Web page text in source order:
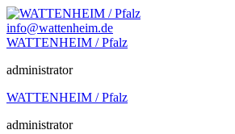
Zum
Inhalt
springen
info@wattenheim.de
WATTENHEIM / Pfalz
administrator
WATTENHEIM / Pfalz
administrator